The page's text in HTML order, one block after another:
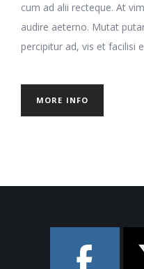
cum ad alii recteque. At
audire aeterno. Mutat
percipitur ad, vis et facilisi
MORE INFO